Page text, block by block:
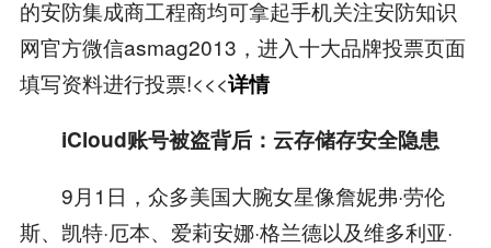
的安防集成商工程商均可拿起手机关注安防知识
网官方微信asmag2013，进入十大品牌投票页面
填写资料进行投票!<<<详情
iCloud账号被盗背后：云存储存安全隐患
9月1日，众多美国大腕女星像詹妮弗·劳伦
斯、凯特·厄本、爱莉安娜·格兰德以及维多利亚·